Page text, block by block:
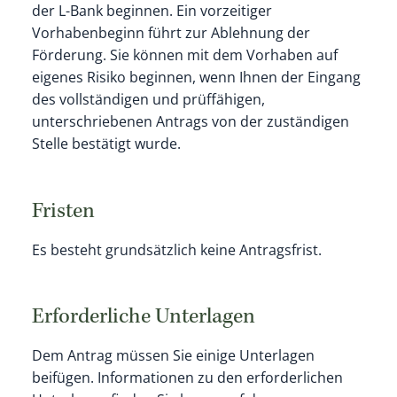
der L-Bank beginnen. Ein vorzeitiger
Vorhabenbeginn führt zur Ablehnung der
Förderung. Sie können mit dem Vorhaben auf
eigenes Risiko beginnen, wenn Ihnen der Eingang
des vollständigen und prüffähigen,
unterschriebenen Antrags von der zuständigen
Stelle bestätigt wurde.
Fristen
Es besteht grundsätzlich keine Antragsfrist.
Erforderliche Unterlagen
Dem Antrag müssen Sie einige Unterlagen
beifügen. Informationen zu den erforderlichen